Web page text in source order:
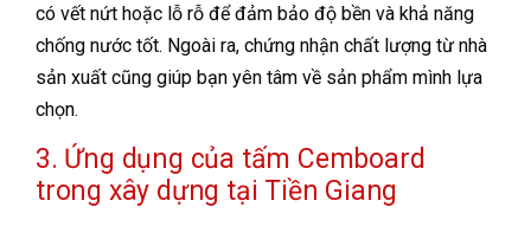
có vết nứt hoặc lỗ rỗ để đảm bảo độ bền và khả năng
chống nước tốt. Ngoài ra, chứng nhận chất lượng từ nhà
sản xuất cũng giúp bạn yên tâm về sản phẩm mình lựa
chọn.
3. Ứng dụng của tấm Cemboard
trong xây dựng tại Tiền Giang